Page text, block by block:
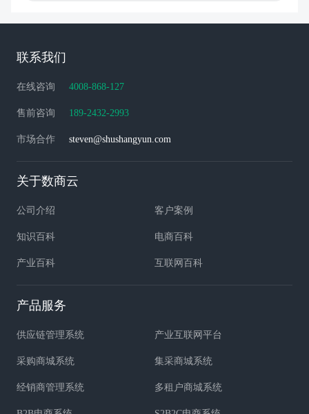
联系我们
在线咨询 4008-868-127
售前咨询 189-2432-2993
市场合作 steven@shushangyun.com
关于数商云
公司介绍 客户案例
知识百科 电商百科
产业百科 互联网百科
产品服务
供应链管理系统 产业互联网平台
采购商城系统 集采商城系统
经销商管理系统 多租户商城系统